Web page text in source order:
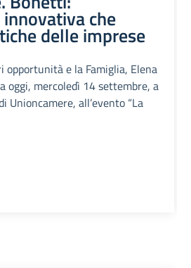
che
delle imprese
opportunità e la Famiglia, Elena
oggi, mercoledì 14 settembre, a
Unioncamere, all’evento “La